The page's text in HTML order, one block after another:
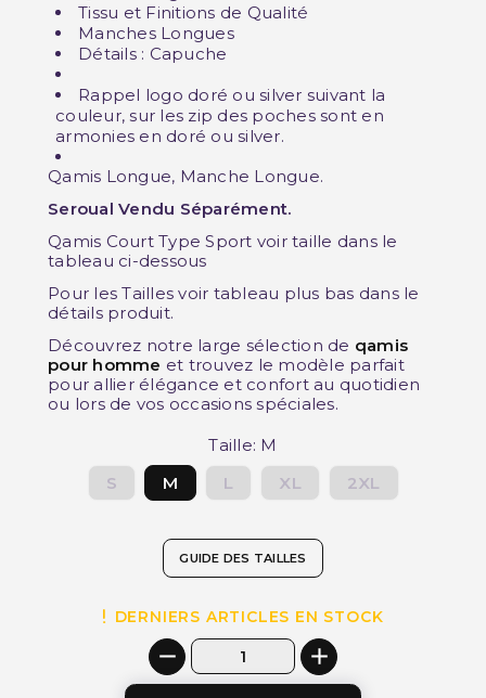
Tissu et Finitions de Qualité
Manches Longues
Détails : Capuche
Rappel logo doré ou silver suivant la
couleur, sur les zip des poches sont en
armonies en doré ou silver.
Qamis Longue, Manche Longue.
Seroual Vendu Séparément.
Qamis Court Type Sport voir taille dans le
tableau ci-dessous
Pour les Tailles voir tableau plus bas dans le
détails produit.
Découvrez notre large sélection de qamis
pour homme et trouvez le modèle parfait
pour allier élégance et confort au quotidien
ou lors de vos occasions spéciales.
Taille: M
S
M L XL 2XL
GUIDE DES TAILLES
DERNIERS ARTICLES EN STOCK